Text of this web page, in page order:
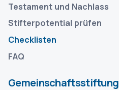
Testament und Nachlass
Stifterpotential prüfen
Checklisten
FAQ
Gemeinschaftsstiftung